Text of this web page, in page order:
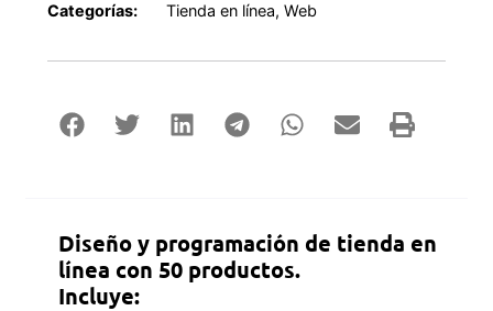
Categorías: Tienda en línea,Web
Diseño y programación de tienda en
línea con 50 productos.
Incluye: